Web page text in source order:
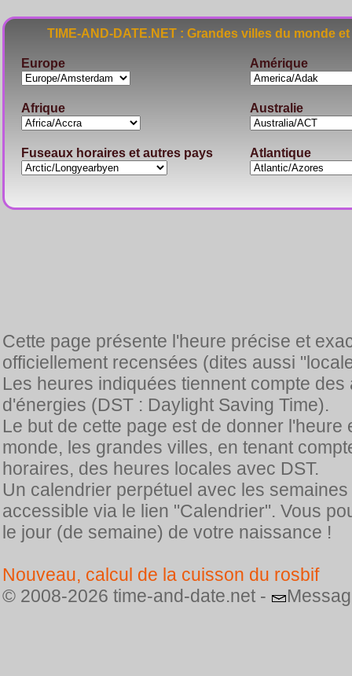
TIME-AND-DATE.NET : Grandes villes du
Europe Amérique
Afrique Australie
Fuseaux horaires et autres pays Atlantique
Cette page présente l'heure précise et
officiellement recensées (dites aussi
Les heures indiquées tiennent compte
d'énergies (DST : Daylight Saving Time).
Le but de cette page est de donner
monde, les grandes villes, en tenant
horaires, des heures locales avec DST.
Un calendrier perpétuel avec les
accessible via le lien "Calendrier". Vous
le jour (de semaine) de votre naissance !
Nouveau, calcul de la cuisson du rosbif
© 2008-2026 time-and-date.net -